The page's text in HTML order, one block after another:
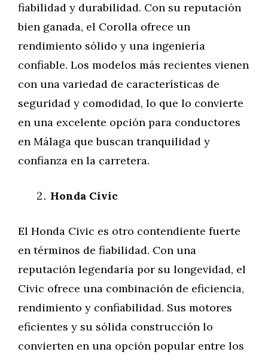
fiabilidad y durabilidad. Con su reputación
bien ganada, el Corolla ofrece un
rendimiento sólido y una ingeniería
confiable. Los modelos más recientes vienen
con una variedad de características de
seguridad y comodidad, lo que lo convierte
en una excelente opción para conductores
en Málaga que buscan tranquilidad y
confianza en la carretera.
Honda Civic
El Honda Civic es otro contendiente fuerte
en términos de fiabilidad. Con una
reputación legendaria por su longevidad, el
Civic ofrece una combinación de eficiencia,
rendimiento y confiabilidad. Sus motores
eficientes y su sólida construcción lo
convierten en una opción popular entre los